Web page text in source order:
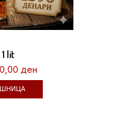
lit
ден